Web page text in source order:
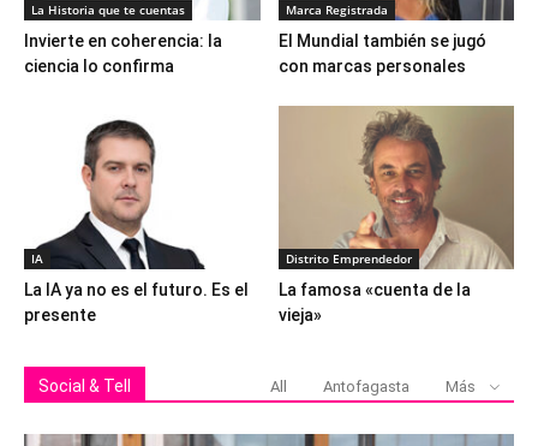
La Historia que te cuentas
Invierte en coherencia: la
ciencia lo confirma
Marca Registrada
El Mundial también se jugó
con marcas personales
IA
La IA ya no es el futuro. Es el
presente
Distrito Emprendedor
La famosa «cuenta de la
vieja»
Social & Tell All Antofagasta Más